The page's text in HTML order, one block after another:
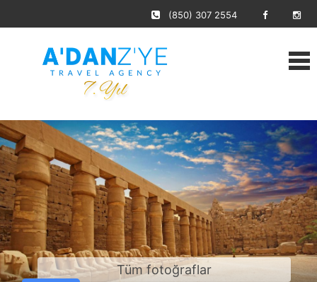
(850) 307 2554
Tüm fotoğraflar